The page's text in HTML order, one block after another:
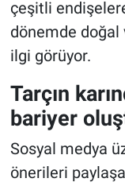
çeşitli
dönemde
ilgi görüyor.
Tarçın
bariyer
Sosyal medya
önerileri